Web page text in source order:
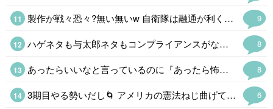
9
製作が戦々恐々?無い無いw 自衛隊は融通が利くからなー 戦々恐々とする可能性があれば、最初から起用されないっつーのw
8
ハゲネタも与太郎ネタもコンプライアンスがなんとかでNG。本人には自虐ネタにする権利があるのだが。カミナリ君も最近見ないな。誰か大阪名物ハリセンチョップを引き継いでくれないかなぁ。
8
あったらいいなと言っているのに『あったら怖い~セレナーデ👻』に変換する方は他にもいると思います。😅
6
3期目やる勢いだし🌀 アメリカの憲法ねじ曲げてでもやりそ〰️😵‍💫 勘弁してよ⤵️